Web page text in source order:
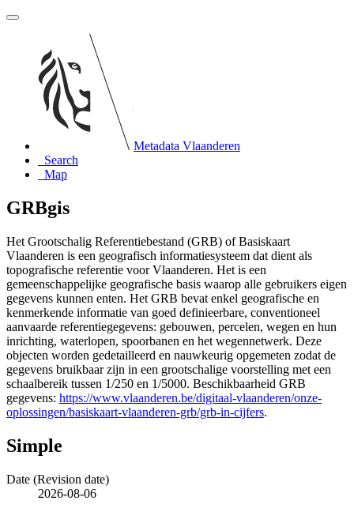
Metadata Vlaanderen
Search
Map
GRBgis
Het Grootschalig Referentiebestand (GRB) of Basiskaart
Vlaanderen is een geografisch informatiesysteem dat dient als
topografische referentie voor Vlaanderen. Het is een
gemeenschappelijke geografische basis waarop alle gebruikers eigen
gegevens kunnen enten. Het GRB bevat enkel geografische en
kenmerkende informatie van goed definieerbare, conventioneel
aanvaarde referentiegegevens: gebouwen, percelen, wegen en hun
inrichting, waterlopen, spoorbanen en het wegennetwerk. Deze
objecten worden gedetailleerd en nauwkeurig opgemeten zodat de
gegevens bruikbaar zijn in een grootschalige voorstelling met een
schaalbereik tussen 1/250 en 1/5000. Beschikbaarheid GRB
gegevens: https://www.vlaanderen.be/digitaal-vlaanderen/onze-
oplossingen/basiskaart-vlaanderen-grb/grb-in-cijfers.
Simple
Date (Revision date)
2026-08-06